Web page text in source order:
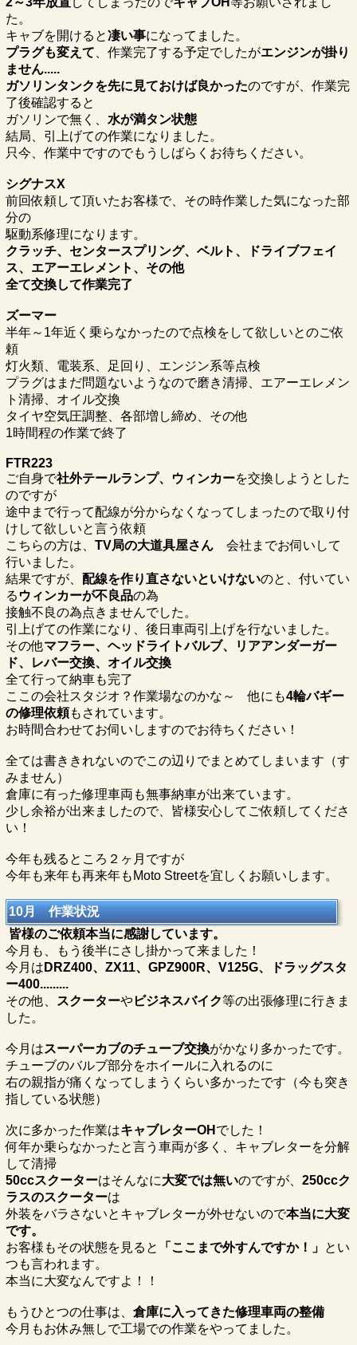
た。
キャブを開けると凄い事になってました。
プラグも変えて 、作業完了する予定でしたがエンジンが掛り
ません.....
ガソリンタンクを先に見ておけば良かったのですが、作業完
了後確認すると
ガソリンで無く、 水が満タン状態
結局、引上げての作業になりました。
只今、作業中ですのでもうしばらくお待ちください。
シグナスX
前回依頼して頂いたお客様で、その時作業した気になった部
分の
駆動系修理になります。
クラッチ、センタースプリング、ベルト、ドライブフェイ
ス、エアーエレメント、その他
全て交換して作業完了
ズーマー
半年～1年近く乗らなかったので点検をして欲しいとのご依
頼
灯火類、電装系、足回り、エンジン系等点検
プラグはまだ問題ないようなので磨き清掃、エアーエレメン
ト清掃、オイル交換
タイヤ空気圧調整、各部増し締め、その他
1時間程の作業で終了
FTR223
ご自身で社外テールランプ、ウィンカーを交換しようとした
のですが
途中まで行って配線が分からなくなってしまったので取り付
けして欲しいと言う依頼
こちらの方は、 TV局の大道具屋さん 会社までお伺いして
行いました。
結果ですが、 配線を作り直さないといけないのと、付いてい
る ウィンカーが不良品の為
接触不良の為点きませんでした。
引上げての作業になり、後日車両引上げを行ないました。
その他マフラー、ヘッドライトバルブ、リアアンダーガー
ド、レバー交換、オイル交換
全て行って納車も完了
ここの会社スタジオ？作業場なのかな～ 他にも4輪バギー
の修理依頼もされています。
お時間合わせてお伺いしますのでお待ちください！
全ては書ききれないのでこの辺りでまとめてしまいます（す
みません）
倉庫に有った修理車両も無事納車が出来ています。
少し余裕が出来ましたので、皆様安心してご依頼してくださ
い！
今年も残るところ２ヶ月ですが
今年も来年も再来年もMoto Streetを宜しくお願いします。
10月 作業状況
皆様のご依頼本当に感謝しています。
今月も、もう後半にさし掛かって来ました！
今月は DRZ400、ZX11、GPZ900R、V125G、ドラッグスタ
ー400.........
その他、
スクーターやビジネスバイク等の出張修理に行きま
した。
今月はスーパーカブのチューブ交換がかなり多かったです。
チューブのバルブ部分をホイールに入れるのに
右の親指が痛くなってしまうくらい多かったです（今も突き
指している状態）
次に多かった作業はキャブレターOH でした！
何年か乗らなかったと言う車両が多く、キャブレターを分解
して清掃
50ccスクーターはそんなに大変では無いのですが、 250ccク
ラスのスクーターは
外装をバラさないとキャブレターが外せないので本当に大変
です。
お客様もその状態を見ると
「ここまで外すんですか！」 とい
つも言われます。
本当に大変なんですよ！！
もうひとつの仕事は、 倉庫に入ってきた修理車両の整備
今月もお休み無しで工場での作業をやってました。